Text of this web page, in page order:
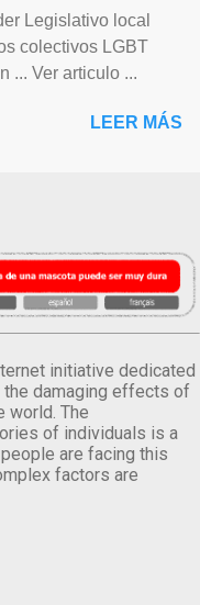
Legislativo local
colectivos LGBT
... Ver articulo ...
LEER MÁS
initiative dedicated
damaging effects of
world. The
of individuals is a
are facing this
factors are